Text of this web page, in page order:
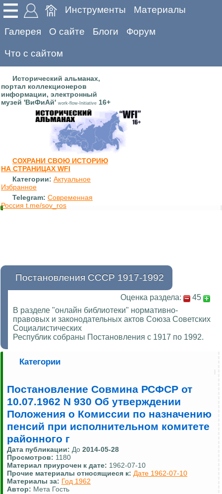
Инструменты Материалы
Галерея О сайте Блоги Форум
Что с сайтом
Исторический альманах,
портал коллекционеров
информации, электронный
музей 'ВиФиАй' work-flow-Initiative 16+
СОХРАНИ СВОЮ ИСТОРИЮ
НА СТРАНИЦАХ WFI
Категории: Актуальное
Избранное
Telegram: Современная
Россия t.me/sov_ros
Постановления СССР 1917-1992
Оценка раздела:
45
В разделе "онлайн библиотеки" нормативно-
правовых и законодательных актов Союза Советских
Социалистических
Республик собраны Постановления с 1917 по 1992.
Категории
Постановление Совмина РСФСР от
10.07.1962 N 930 Об утверждении
Положения о Комиссии по назначению
пенсий при исполнительном комитете
районного г
Дата публикации: До 2014-05-28
Просмотров: 1180
Материал приурочен к дате: 1962-07-10
Прочие материалы относящиеся к: Дате 1962-07-10
Материалы за: Год 1962
Автор: Мета Гость